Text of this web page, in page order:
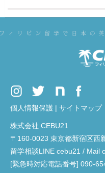
個人情報保護 | サイトマップ
株式会社 CEBU21
〒160-0023 東京都新宿区西
留学相談LINE cebu21 / Mail
[緊急時対応電話番号] 090-